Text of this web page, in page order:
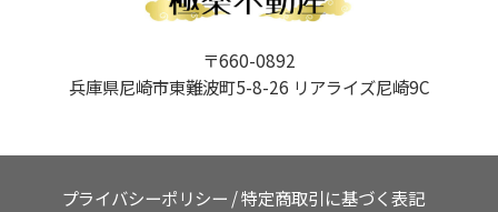
〒660-0892
兵庫県尼崎市東難波町5-8-26 リアライズ尼崎9C
プライバシーポリシー /特定商取引に基づく表記